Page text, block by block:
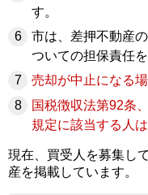
す。
市は、差押不動産
ついての担保責任を
売却が中止になる
国税徴収法第92条
規定に該当する人
現在、買受人を募集し
産を掲載しています。